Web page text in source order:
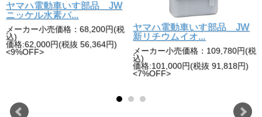
ヤマハ電動車いす部品 JW
ニッケル水素バ...
メーカー小売価格：68,200円(税
込)
価格:62,000円(税抜 56,364円)
<9%OFF>
ヤマハ電動車いす部品 JW
新リチウムイオ...
メーカー小売価格：109,780円(税
込)
価格:101,000円(税抜 91,818円)
<7%OFF>